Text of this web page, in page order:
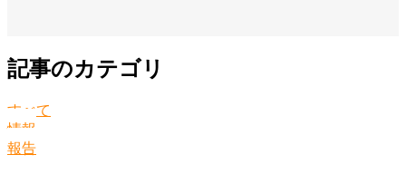
記事のカテゴリ
すべて
情報
報告